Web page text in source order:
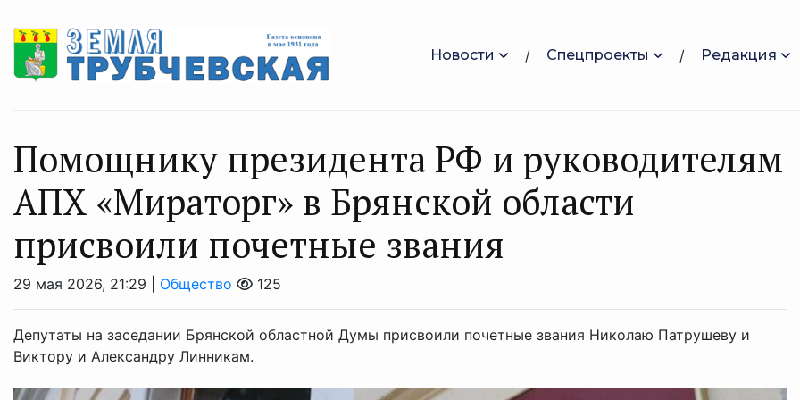
Новости Спецпроекты Редакция
Помощнику президента РФ и руководителям
АПХ «Мираторг» в Брянской области
присвоили почетные звания
29 мая 2026, 21:29 | Общество 125
Депутаты на заседании Брянской областной Думы присвоили почетные звания Николаю Патрушеву и
Виктору и Александру Линникам.